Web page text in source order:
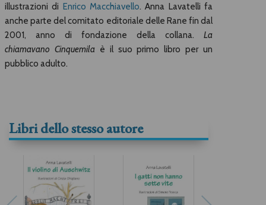
illustrazioni di Enrico Macchiavello. Anna Lavatelli fa
anche parte del comitato editoriale delle Rane fin dal
2001, anno di fondazione della collana. La
chiamavano Cinquemilaè il suo primo libro per un
pubblico adulto.
Libri dello stesso autore